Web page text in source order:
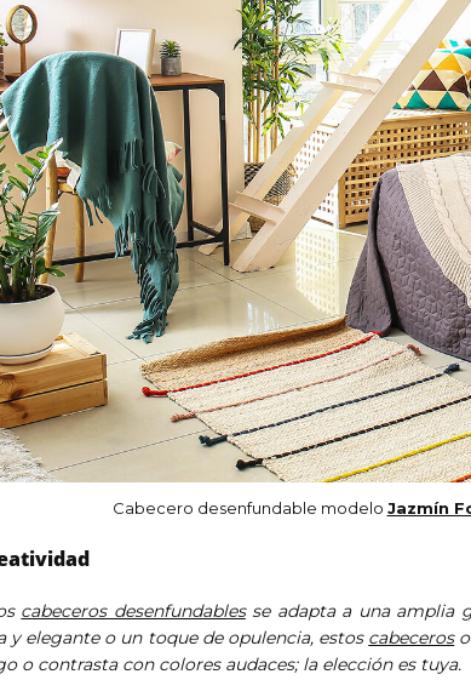
Cabecero desenfundable modelo Jazmín
cabeceros desenfundablesse adapta a una amplia
y elegante o un toque de opulencia, estos cabeceros
o contrasta con colores audaces; la elección es tuya.